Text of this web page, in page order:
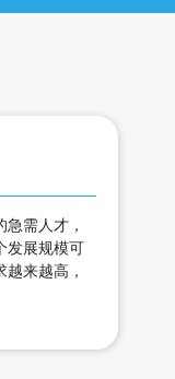
需人才，
发展规模可
来越高，